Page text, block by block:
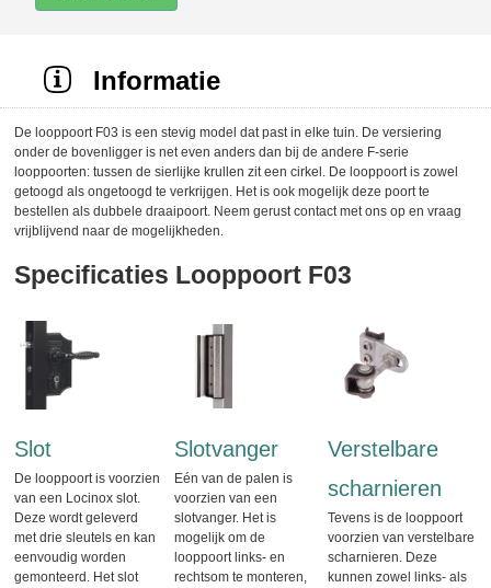
Informatie
De looppoort F03 is een stevig model dat past in elke tuin. De versiering
onder de bovenligger is net even anders dan bij de andere F-serie
looppoorten: tussen de sierlijke krullen zit een cirkel. De looppoort is zowel
getoogd als ongetoogd te verkrijgen. Het is ook mogelijk deze poort te
bestellen als dubbele draaipoort. Neem gerust contact met ons op en vraag
vrijblijvend naar de mogelijkheden.
Specificaties Looppoort F03
Slot
De looppoort is voorzien
van een Locinox slot.
Deze wordt geleverd
met drie sleutels en kan
eenvoudig worden
gemonteerd. Het slot
Slotvanger
Eén van de palen is
voorzien van een
slotvanger. Het is
mogelijk om de
looppoort links- en
rechtsom te monteren,
Verstelbare
scharnieren
Tevens is de looppoort
voorzien van verstelbare
scharnieren. Deze
kunnen zowel links- als